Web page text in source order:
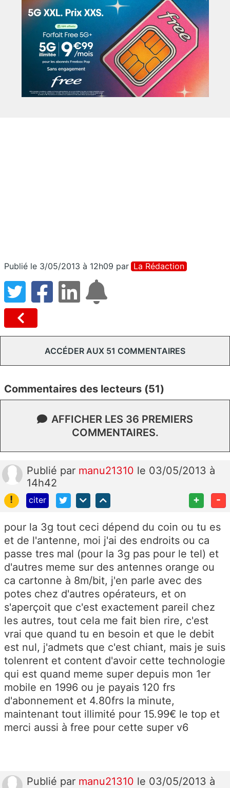
Publié le 3/05/2013 à 12h09 par La Rédaction
ACCÉDER AUX 51 COMMENTAIRES
Commentaires des lecteurs (51)
AFFICHER LES 36 PREMIERS
COMMENTAIRES.
Publié par manu21310 le 03/05/2013 à
14h42
!
citer + -
pour la 3g tout ceci dépend du coin ou tu es
et de l'antenne, moi j'ai des endroits ou ca
passe tres mal (pour la 3g pas pour le tel) et
d'autres meme sur des antennes orange ou
ca cartonne à 8m/bit, j'en parle avec des
potes chez d'autres opérateurs, et on
s'aperçoit que c'est exactement pareil chez
les autres, tout cela me fait bien rire, c'est
vrai que quand tu en besoin et que le debit
est nul, j'admets que c'est chiant, mais je suis
tolenrent et content d'avoir cette technologie
qui est quand meme super depuis mon 1er
mobile en 1996 ou je payais 120 frs
d'abonnement et 4.80frs la minute,
maintenant tout illimité pour 15.99€ le top et
merci aussi à free pour cette super v6
Publié par manu21310 le 03/05/2013 à